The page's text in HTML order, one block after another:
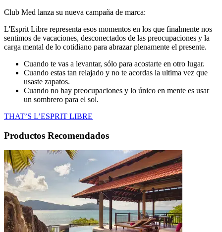
Club Med lanza su nueva campaña de marca:
L'Esprit Libre representa esos momentos en los que finalmente nos
sentimos de vacaciones, desconectados de las preocupaciones y la
carga mental de lo cotidiano para abrazar plenamente el presente.
Cuando te vas a levantar, sólo para acostarte en otro lugar.
Cuando estas tan relajado y no te acordas la ultima vez que
usaste zapatos.
Cuando no hay preocupaciones y lo único en mente es usar
un sombrero para el sol.
THAT’S L’ESPRIT LIBRE
Productos Recomendados